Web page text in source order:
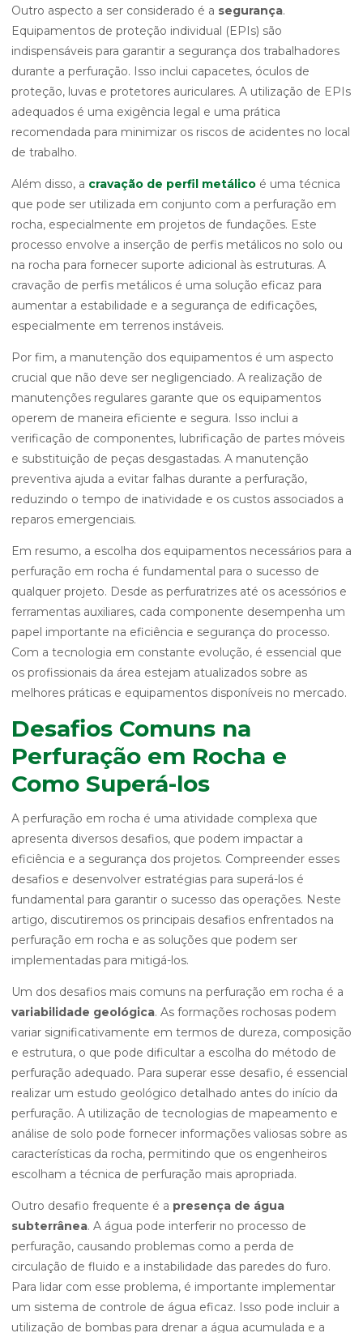
Outro aspecto a ser considerado é a segurança.
Equipamentos de proteção individual (EPIs) são
indispensáveis para garantir a segurança dos trabalhadores
durante a perfuração. Isso inclui capacetes, óculos de
proteção, luvas e protetores auriculares. A utilização de EPIs
adequados é uma exigência legal e uma prática
recomendada para minimizar os riscos de acidentes no local
de trabalho.
Além disso, a cravação de perfil metálico é uma técnica
que pode ser utilizada em conjunto com a perfuração em
rocha, especialmente em projetos de fundações. Este
processo envolve a inserção de perfis metálicos no solo ou
na rocha para fornecer suporte adicional às estruturas. A
cravação de perfis metálicos é uma solução eficaz para
aumentar a estabilidade e a segurança de edificações,
especialmente em terrenos instáveis.
Por fim, a manutenção dos equipamentos é um aspecto
crucial que não deve ser negligenciado. A realização de
manutenções regulares garante que os equipamentos
operem de maneira eficiente e segura. Isso inclui a
verificação de componentes, lubrificação de partes móveis
e substituição de peças desgastadas. A manutenção
preventiva ajuda a evitar falhas durante a perfuração,
reduzindo o tempo de inatividade e os custos associados a
reparos emergenciais.
Em resumo, a escolha dos equipamentos necessários para a
perfuração em rocha é fundamental para o sucesso de
qualquer projeto. Desde as perfuratrizes até os acessórios e
ferramentas auxiliares, cada componente desempenha um
papel importante na eficiência e segurança do processo.
Com a tecnologia em constante evolução, é essencial que
os profissionais da área estejam atualizados sobre as
melhores práticas e equipamentos disponíveis no mercado.
Desafios Comuns na
Perfuração em Rocha e
Como Superá-los
A perfuração em rocha é uma atividade complexa que
apresenta diversos desafios, que podem impactar a
eficiência e a segurança dos projetos. Compreender esses
desafios e desenvolver estratégias para superá-los é
fundamental para garantir o sucesso das operações. Neste
artigo, discutiremos os principais desafios enfrentados na
perfuração em rocha e as soluções que podem ser
implementadas para mitigá-los.
Um dos desafios mais comuns na perfuração em rocha é a
variabilidade geológica. As formações rochosas podem
variar significativamente em termos de dureza, composição
e estrutura, o que pode dificultar a escolha do método de
perfuração adequado. Para superar esse desafio, é essencial
realizar um estudo geológico detalhado antes do início da
perfuração. A utilização de tecnologias de mapeamento e
análise de solo pode fornecer informações valiosas sobre as
características da rocha, permitindo que os engenheiros
escolham a técnica de perfuração mais apropriada.
Outro desafio frequente é a presença de água
subterrânea. A água pode interferir no processo de
perfuração, causando problemas como a perda de
circulação de fluido e a instabilidade das paredes do furo.
Para lidar com esse problema, é importante implementar
um sistema de controle de água eficaz. Isso pode incluir a
utilização de bombas para drenar a água acumulada e a